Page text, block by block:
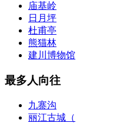
庙基岭
日月坪
杜甫亭
熊猫林
建川博物馆
最多人向往
九寨沟
丽江古城（